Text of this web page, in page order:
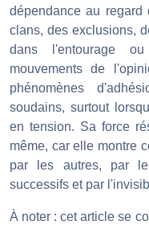
dépendance au regard
clans, des exclusions,
dans l'entourage
mouvements de
phénomènes
soudains, surtout
en tension. Sa force
même, car elle montre
par les autres, par
successifs et par
À noter : cet article se